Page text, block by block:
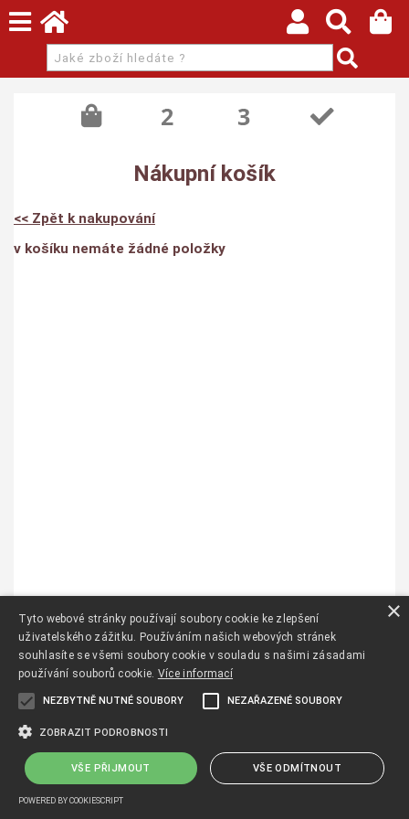
Nákupní košík
<< Zpět k nakupování
v košíku nemáte žádné položky
×
Tyto webové stránky používají soubory cookie ke zlepšení
uživatelského zážitku. Používáním našich webových stránek
souhlasíte se všemi soubory cookie v souladu s našimi zásadami
používání souborů cookie. Více informací
NEZBYTNĚ NUTNÉ SOUBORY NEZAŘAZENÉ SOUBORY
ZOBRAZIT PODROBNOSTI
VŠE PŘIJMOUT VŠE ODMÍTNOUT
POWERED BY COOKIESCRIPT